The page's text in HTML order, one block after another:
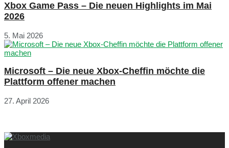
Xbox Game Pass – Die neuen Highlights im Mai
2026
5. Mai 2026
Microsoft – Die neue Xbox-Cheffin möchte die
Plattform offener machen
27. April 2026